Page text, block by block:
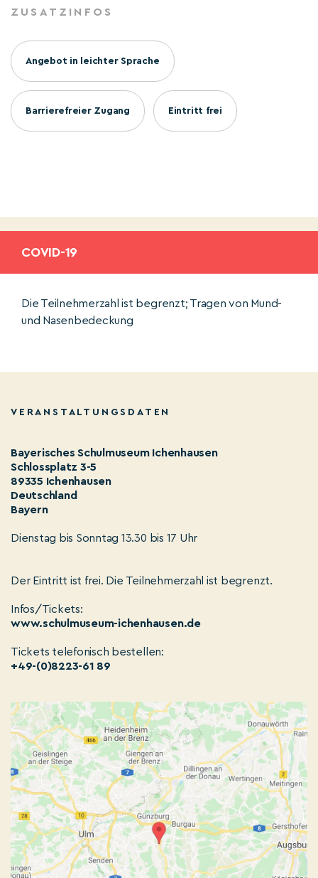
ZUSATZINFOS
Angebot in leichter Sprache
Barrierefreier Zugang Eintritt frei
COVID-19
Die Teilnehmerzahl ist begrenzt; Tragen von Mund-
und Nasenbedeckung
VERANSTALTUNGSDATEN
Bayerisches Schulmuseum Ichenhausen
Schlossplatz 3-5
89335 Ichenhausen
Deutschland
Bayern
Dienstag bis Sonntag 13.30 bis 17 Uhr
Der Eintritt ist frei. Die Teilnehmerzahl ist begrenzt.
Infos/Tickets:
www.schulmuseum-ichenhausen.de
Tickets telefonisch bestellen:
+49-(0)8223-61 89